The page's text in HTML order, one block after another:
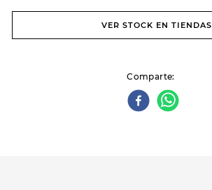
VER STOCK EN TIENDAS
Comparte